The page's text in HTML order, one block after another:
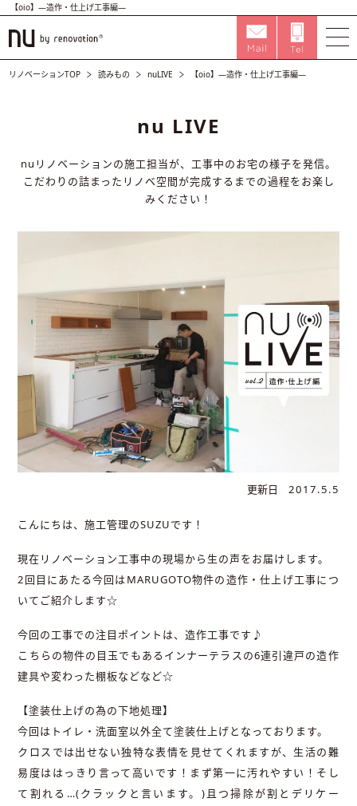
【oio】―造作・仕上げ工事編―
リノベーションTOP 読みもの nuLIVE 【oio】―造作・仕上げ工事編―
nu LIVE
nuリノベーションの施工担当が、工事中のお宅の様子を発信。
こだわりの詰まったリノベ空間が完成するまでの過程をお楽し
みください！
更新日 2017.5.5
こんにちは、施工管理のSUZUです！
現在リノベーション工事中の現場から生の声をお届けします。
2回目にあたる今回はMARUGOTO物件の造作・仕上げ工事につ
いてご紹介します☆
今回の工事での注目ポイントは、造作工事です♪
こちらの物件の目玉でもあるインナーテラスの6連引違戸の造作
建具や変わった棚板などなど☆
【塗装仕上げの為の下地処理】
今回はトイレ・洗面室以外全て塗装仕上げとなっております。
クロスでは出せない独特な表情を見せてくれますが、生活の難
易度ははっきり言って高いです！まず第一に汚れやすい！そし
て割れる…(クラックと言います。)且つ掃除が割とデリケー